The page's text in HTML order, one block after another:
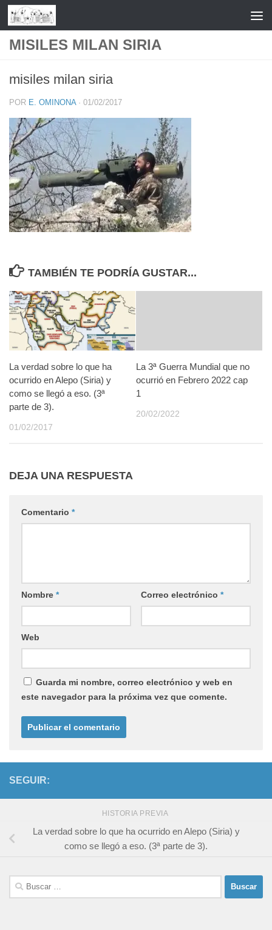
Saltar al contenido
MISILES MILAN SIRIA
misiles milan siria
POR E. OMINONA · 01/02/2017
TAMBIÉN TE PODRÍA GUSTAR...
La verdad sobre lo que ha
ocurrido en Alepo (Siria) y
como se llegó a eso. (3ª
parte de 3).
01/02/2017
La 3ª Guerra Mundial que no
ocurrió en Febrero 2022 cap
1
20/02/2022
DEJA UNA RESPUESTA
Comentario *
Nombre * Correo electrónico *
Web
Guarda mi nombre, correo electrónico y web en
este navegador para la próxima vez que comente.
SEGUIR:
HISTORIA PREVIA
La verdad sobre lo que ha ocurrido en Alepo (Siria) y
como se llegó a eso. (3ª parte de 3).
Buscar: